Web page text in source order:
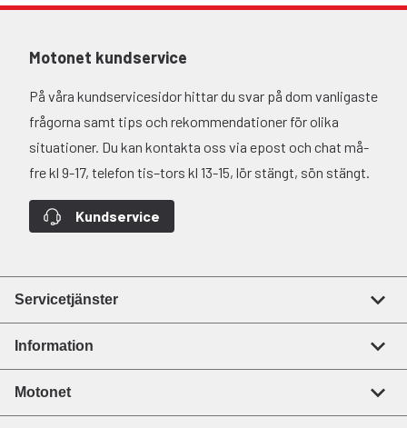
Motonet kundservice
På våra kundservicesidor hittar du svar på dom vanligaste
frågorna samt tips och rekommendationer för olika
situationer. Du kan kontakta oss via epost och chat må-
fre kl 9-17, telefon tis–tors kl 13-15, lör stängt, sön stängt.
Kundservice
Servicetjänster
Information
Motonet